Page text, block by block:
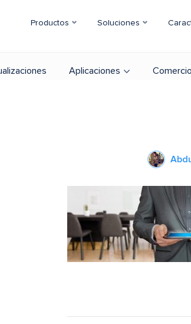
Productos Soluciones
Aplicaciones